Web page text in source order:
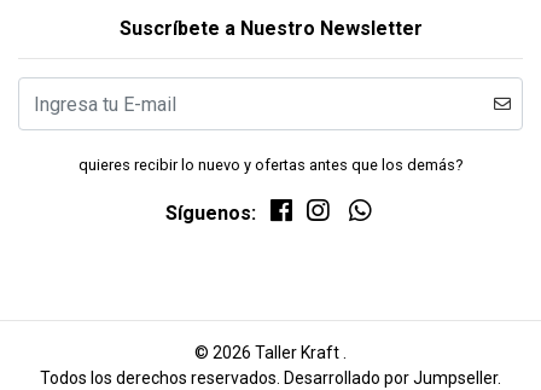
Suscríbete a Nuestro Newsletter
quieres recibir lo nuevo y ofertas antes que los demás?
Síguenos:
© 2026 Taller Kraft .
Todos los derechos reservados. Desarrollado por Jumpseller.